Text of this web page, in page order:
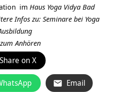
im Haus Yoga Vidya Bad
Infos zu: Seminare bei Yoga
Anhören
Share on X
Email